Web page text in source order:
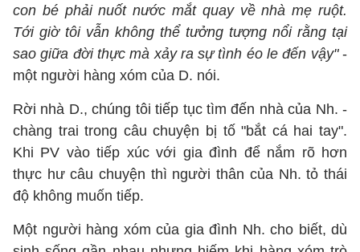
con bé phải nuốt nước mắt quay về nhà mẹ ruột.
Tới giờ tôi vẫn không thể tưởng tượng nổi rằng tại
sao giữa đời thực mà xảy ra sự tình éo le đến vậy"-
một người hàng xóm của D. nói.
Rời nhà D., chúng tôi tiếp tục tìm đến nhà của Nh. -
chàng trai trong câu chuyện bị tố "bắt cá hai tay".
Khi PV vào tiếp xúc với gia đình để nắm rõ hơn
thực hư câu chuyện thì người thân của Nh. tỏ thái
độ không muốn tiếp.
Một người hàng xóm của gia đình Nh. cho biết, dù